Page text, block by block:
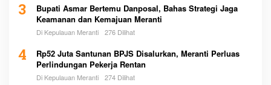
3
Bupati Asmar Bertemu Danposal, Bahas Strategi Jaga
Keamanan dan Kemajuan Meranti
Di Kepulauan Meranti 276 Dilihat
4
Rp52 Juta Santunan BPJS Disalurkan, Meranti Perluas
Perlindungan Pekerja Rentan
Di Kepulauan Meranti 274 Dilihat